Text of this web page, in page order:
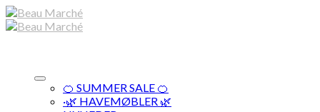
Skip
to
🍊 SUMMER SALE 🍊
·🌿 HAVEMØBLER 🌿